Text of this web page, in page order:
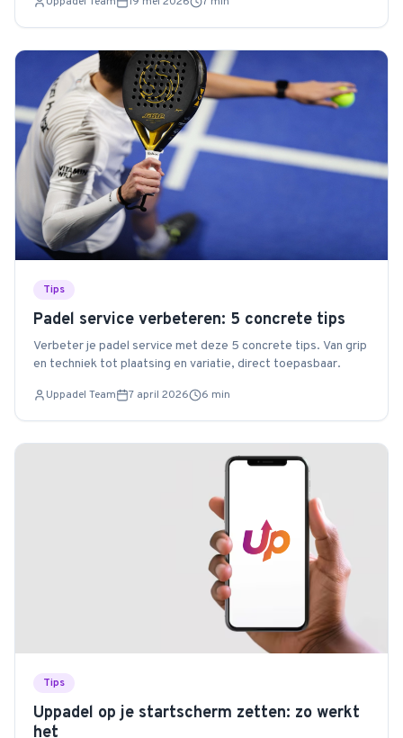
Tips
Padel service verbeteren: 5 concrete tips
Verbeter je padel service met deze 5 concrete tips. Van grip
en techniek tot plaatsing en variatie, direct toepasbaar.
Uppadel Team 7 april 2026 6 min
Tips
Uppadel op je startscherm zetten: zo werkt
het